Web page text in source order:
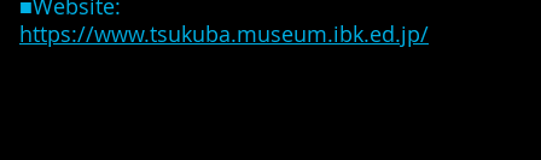
■Website:
https://www.tsukuba.museum.ibk.ed.jp/